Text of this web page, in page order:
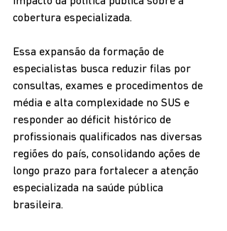
cobertura especializada.
Essa expansão da formação de
especialistas busca reduzir filas por
consultas, exames e procedimentos de
média e alta complexidade no SUS e
responder ao déficit histórico de
profissionais qualificados nas diversas
regiões do país, consolidando ações de
longo prazo para fortalecer a atenção
especializada na saúde pública
brasileira.